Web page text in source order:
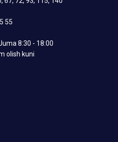
55
8:30 - 18:00
olish kuni